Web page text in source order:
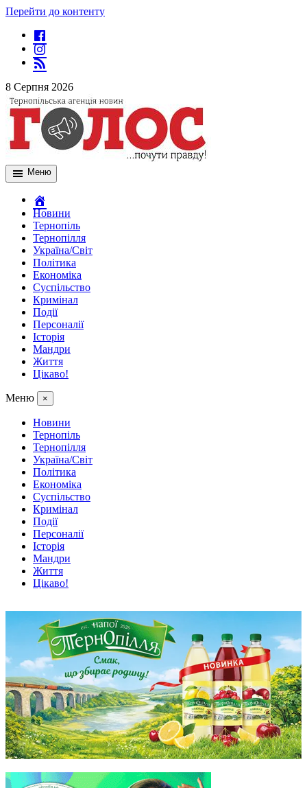
Перейти до контенту
8 Серпня 2026
Меню
Новини
Тернопіль
Тернопілля
Україна/Світ
Політика
Економіка
Суспільство
Кримінал
Події
Персоналії
Історія
Мандри
Життя
Цікаво!
Меню ×
Новини
Тернопіль
Тернопілля
Україна/Світ
Політика
Економіка
Суспільство
Кримінал
Події
Персоналії
Історія
Мандри
Життя
Цікаво!